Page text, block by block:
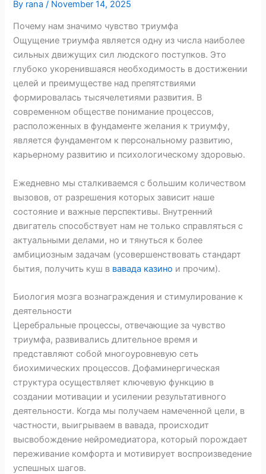
By rana/ November 14, 2025
Почему нам значимо чувство триумфа
Ощущение триумфа является одну из числа наиболее
сильных движущих сил людского поступков. Это
глубоко укоренившаяся необходимость в достижении
целей и преимуществе над препятствиями
формировалась тысячелетиями развития. В
современном обществе понимание процессов,
расположенных в фундаменте желания к триумфу,
является фундаментом к персональному развитию,
карьерному развитию и психологическому здоровью.
Ежедневно мы сталкиваемся с большим количеством
вызовов, от разрешения которых зависит наше
состояние и важные перспективы. Внутренний
двигатель способствует нам не только справляться с
актуальными делами, но и тянуться к более
амбициозным задачам (усовершенствовать стандарт
бытия, получить куш в вавада казино и прочим).
Биология мозга вознаграждения и стимулирование к
деятельности
Церебральные процессы, отвечающие за чувство
триумфа, развивались длительное время и
представляют собой многоуровневую сеть
биохимических процессов. Дофаминергическая
структура осуществляет ключевую функцию в
создании мотивации и усилении результативного
деятельности. Когда мы получаем намеченной цели, в
частности, выигрываем в вавада, происходит
высвобождение нейромедиатора, который порождает
переживание комфорта и мотивирует воспроизведение
успешных шагов.